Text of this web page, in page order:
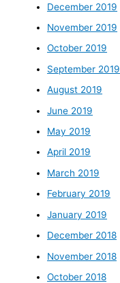
December 2019
November 2019
October 2019
September 2019
August 2019
June 2019
May 2019
April 2019
March 2019
February 2019
January 2019
December 2018
November 2018
October 2018